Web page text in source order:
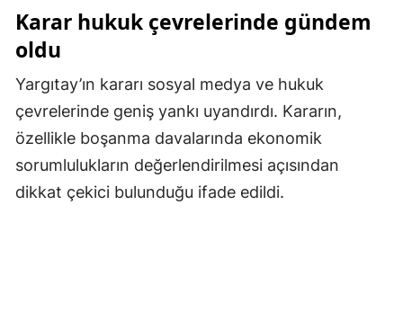
Uşak
Yozgat
Zonguldak
Aksaray
Bayburt
Karar hukuk çevrelerinde gündem
oldu
Yargıtay’ın kararı sosyal medya ve hukuk
çevrelerinde geniş yankı uyandırdı. Kararın,
özellikle boşanma davalarında ekonomik
sorumlulukların değerlendirilmesi açısından
dikkat çekici bulunduğu ifade edildi.